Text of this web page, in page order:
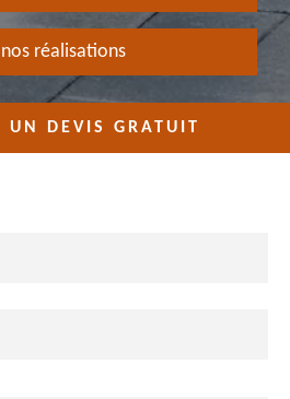
réalisations
UN DEVIS GRATUIT